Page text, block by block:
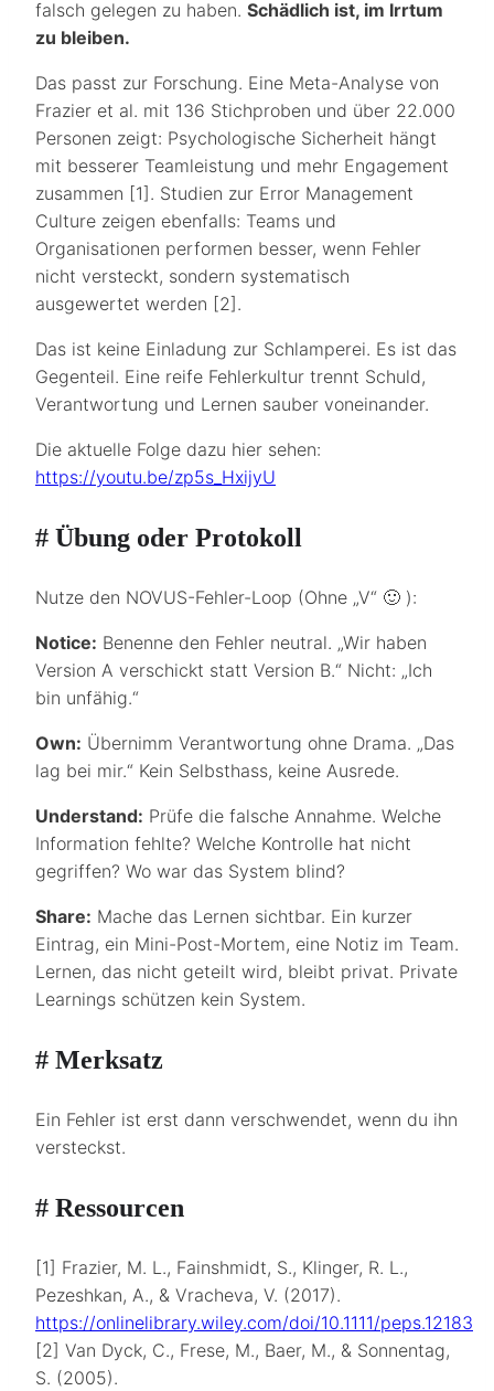
falsch gelegen zu haben. Schädlich ist, im Irrtum
zu bleiben.
Das passt zur Forschung. Eine Meta-Analyse von
Frazier et al. mit 136 Stichproben und über 22.000
Personen zeigt: Psychologische Sicherheit hängt
mit besserer Teamleistung und mehr Engagement
zusammen [1]. Studien zur Error Management
Culture zeigen ebenfalls: Teams und
Organisationen performen besser, wenn Fehler
nicht versteckt, sondern systematisch
ausgewertet werden [2].
Das ist keine Einladung zur Schlamperei. Es ist das
Gegenteil. Eine reife Fehlerkultur trennt Schuld,
Verantwortung und Lernen sauber voneinander.
Die aktuelle Folge dazu hier sehen:
https://youtu.be/zp5s_HxijyU
# Übung oder Protokoll
Nutze den NOVUS-Fehler-Loop (Ohne „V“ 🙂 ):
Notice: Benenne den Fehler neutral. „Wir haben
Version A verschickt statt Version B.“ Nicht: „Ich
bin unfähig.“
Own: Übernimm Verantwortung ohne Drama. „Das
lag bei mir.“ Kein Selbsthass, keine Ausrede.
Understand: Prüfe die falsche Annahme. Welche
Information fehlte? Welche Kontrolle hat nicht
gegriffen? Wo war das System blind?
Share: Mache das Lernen sichtbar. Ein kurzer
Eintrag, ein Mini-Post-Mortem, eine Notiz im Team.
Lernen, das nicht geteilt wird, bleibt privat. Private
Learnings schützen kein System.
# Merksatz
Ein Fehler ist erst dann verschwendet, wenn du ihn
versteckst.
# Ressourcen
[1] Frazier, M. L., Fainshmidt, S., Klinger, R. L.,
Pezeshkan, A., & Vracheva, V. (2017).
https://onlinelibrary.wiley.com/doi/10.1111/peps.12183
[2] Van Dyck, C., Frese, M., Baer, M., & Sonnentag,
S. (2005).